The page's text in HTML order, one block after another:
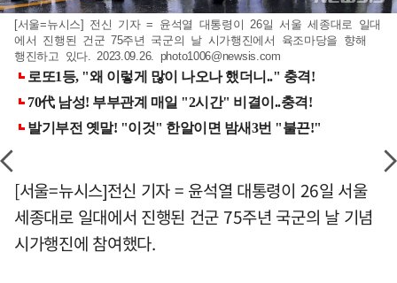
[서울=뉴시스] 전신 기자 = 윤석열 대통령이 26일 서울 세종대로 일대
에서 진행된 건군 75주년 국군의 날 시가행진에서 육조마당을 향해
행진하고 있다. 2023.09.26. photo1006@newsis.com
[서울=뉴시스]전신 기자 = 윤석열 대통령이 26일 서울
세종대로 일대에서 진행된 건군 75주년 국군의 날 기념
시가행진에 참여했다.